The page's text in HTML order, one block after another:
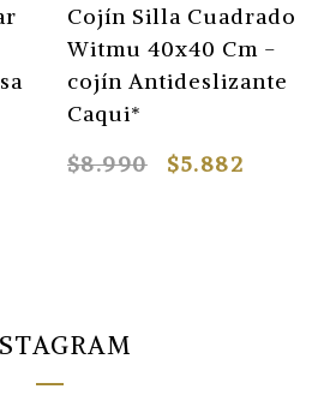
Cojín Silla Cuadrado
Witmu 40x40 Cm -
cojín Antideslizante
Caqui*
$8.990
$5.882